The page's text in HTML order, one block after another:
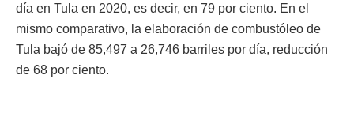
día en Tula en 2020, es decir, en 79 por ciento. En el
mismo comparativo, la elaboración de combustóleo de
Tula bajó de 85,497 a 26,746 barriles por día, reducción
de 68 por ciento.